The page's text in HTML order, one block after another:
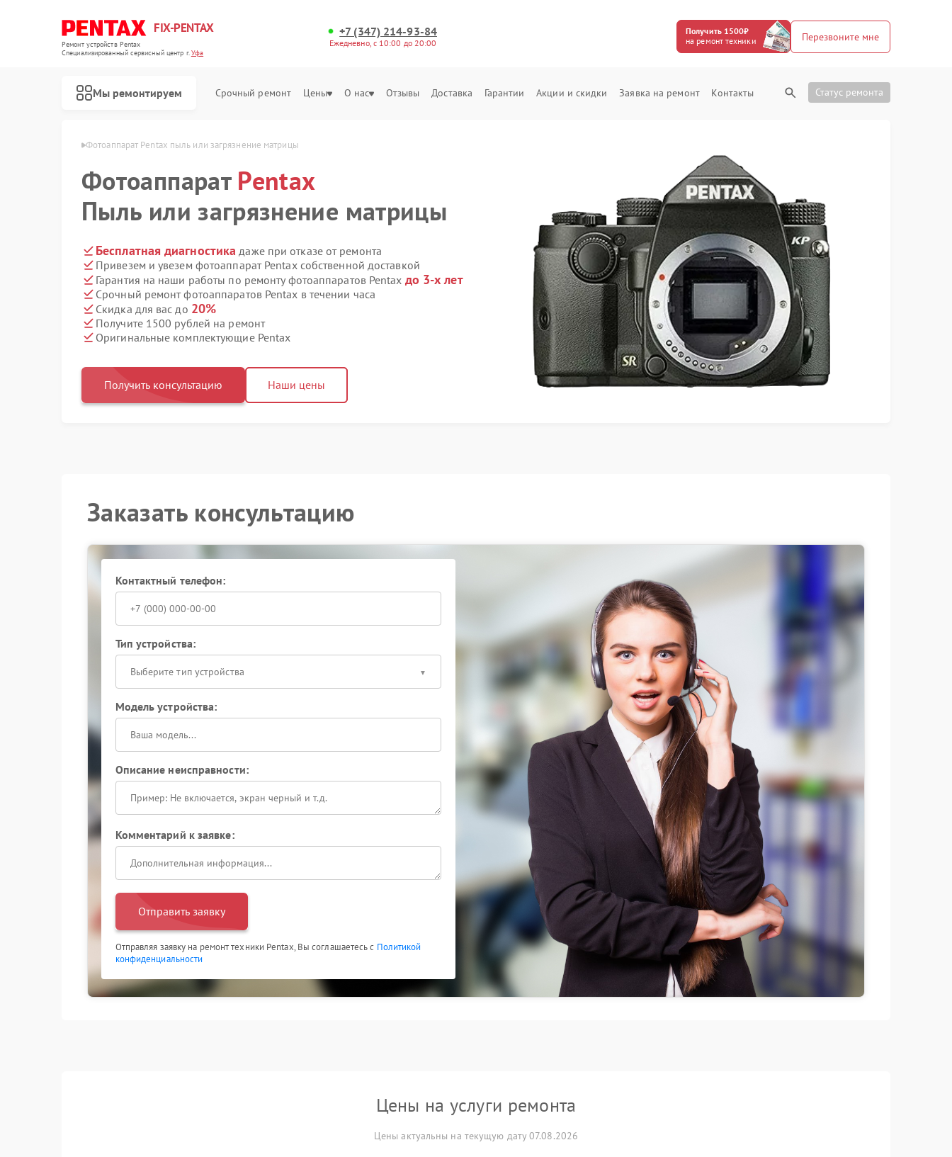
FIX-PENTAX
Ремонт устройств Pentax
Специализированный cервисный центр г.Уфа
+7 (347) 214-93-84
Ежедневно, с 10:00 до 20:00
Получить 1500₽
на ремонт техники
Перезвоните мне
Мы ремонтируем Срочный ремонт Цены О нас Отзывы Доставка Гарантии Акции и скидки Заявка на ремонт Контакты Статус ремонта
Pentax в Уфе Фотоаппарат Pentax пыль или загрязнение матрицы
Фотоаппарат Pentax
Пыль или загрязнение матрицы
Бесплатная диагностика даже при отказе от ремонта
Привезем и увезем фотоаппарат Pentax собственной доставкой
Гарантия на наши работы по ремонту фотоаппаратов Pentax до 3-х лет
Срочный ремонт фотоаппаратов Pentax в течении часа
Скидка для вас до 20%
Получите 1500 рублей на ремонт
Оригинальные комплектующие Pentax
Получить консультацию Наши цены
Заказать консультацию
Контактный телефон:
Тип устройства:
Выберите тип устройства
Модель устройства:
Описание неисправности:
Комментарий к заявке:
Отправить заявку
Отправляя заявку на ремонт техники Pentax, Вы соглашаетесь с Политикой
конфиденциальности
Цены на услуги ремонта
Цены актуальны на текущую дату 07.08.2026